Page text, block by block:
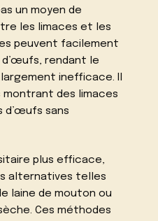
un moyen de
les limaces et les
peuvent facilement
d’œufs, rendant le
inefficace. Il
montrant des limaces
d’œufs sans
plus efficace,
alternatives telles
laine de mouton ou
Ces méthodes